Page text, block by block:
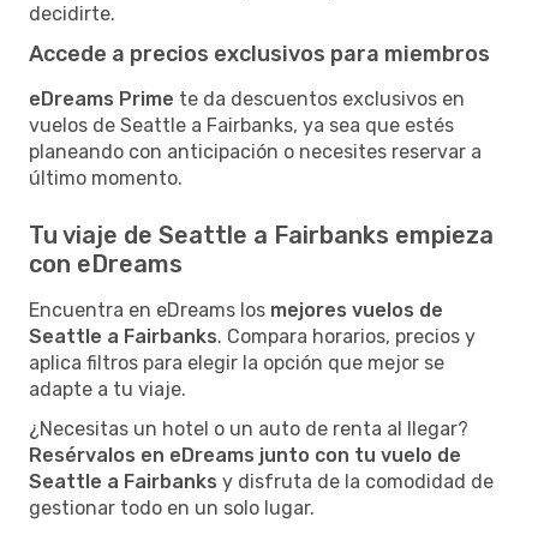
decidirte.
Accede a precios exclusivos para miembros
eDreams Prime te da descuentos exclusivos en
vuelos de Seattle a Fairbanks, ya sea que estés
planeando con anticipación o necesites reservar a
último momento.
Tu viaje de Seattle a Fairbanks empieza
con eDreams
Encuentra en eDreams los mejores vuelos de
Seattle a Fairbanks. Compara horarios, precios y
aplica filtros para elegir la opción que mejor se
adapte a tu viaje.
¿Necesitas un hotel o un auto de renta al llegar?
Resérvalos en eDreams junto con tu vuelo de
Seattle a Fairbanks y disfruta de la comodidad de
gestionar todo en un solo lugar.